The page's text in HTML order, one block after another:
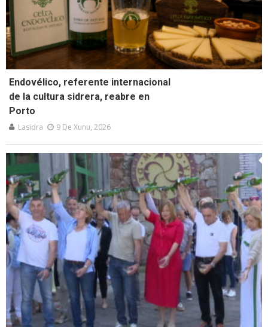
Endovélico, referente internacional
de la cultura sidrera, reabre en
Porto
Lasidra 9 De Xunu, 2026